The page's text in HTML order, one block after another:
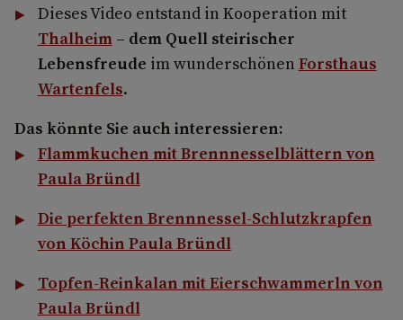
Dieses Video entstand in Kooperation mit
Thalheim– dem Quell steirischer
Lebensfreude im wunderschönen Forsthaus
Wartenfels.
Das könnte Sie auch interessieren:
Flammkuchen mit Brennnesselblättern von
Paula Bründl
Die perfekten Brennnessel-Schlutzkrapfen
von Köchin Paula Bründl
Topfen-Reinkalan mit Eierschwammerln von
Paula Bründl